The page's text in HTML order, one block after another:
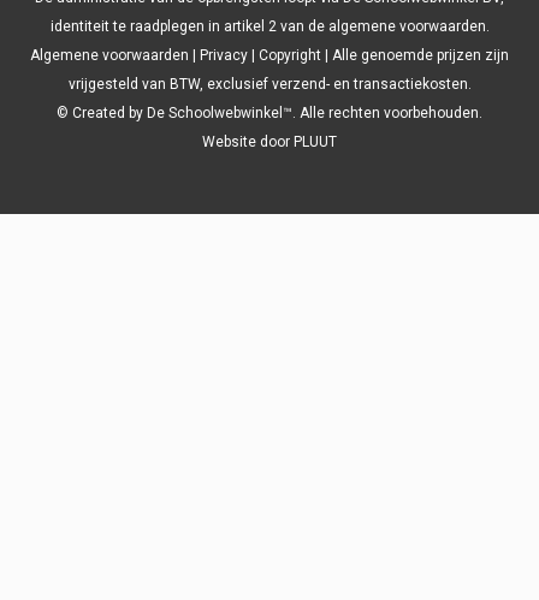
identiteit te raadplegen in artikel 2 van de algemene voorwaarden.
Algemene voorwaarden
Privacy Copyright | Alle genoemde prijzen zijn
vrijgesteld van BTW, exclusief verzend- en transactiekosten.
© Created by De Schoolwebwinkel™. Alle rechten voorbehouden.
Website door PLUUT